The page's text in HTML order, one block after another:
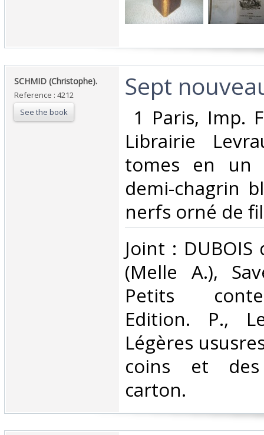
‎SCHMID (Christophe). ‎
Reference : 4212
See the book
‎Sept
1 Paris, Imp.
Librairie
tomes en un
demi-chagrin
nerfs orné de
‎Joint : DUBOIS
(Melle A.),
Petits
Edition. P.,
Légères
coins et
carton. ‎